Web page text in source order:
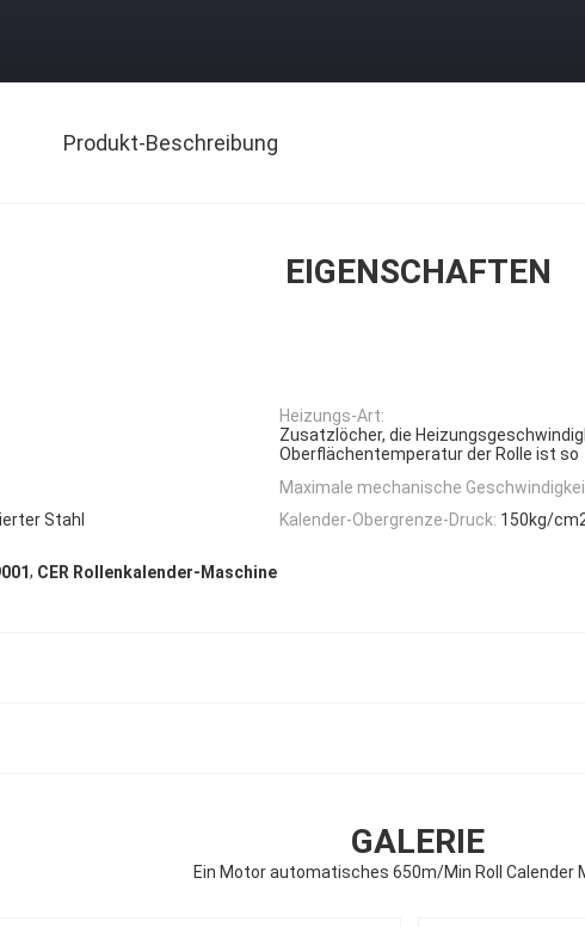
Produkt-Beschreibung
EIGENSCHAFTEN
Heizungs-Art:
Zusatzlöcher, die
Oberflächentemperatur der Rolle ist so
Maximale mechanische
Stahl Kalender-Obergrenze-Druck: 150kg/
, CER Rollenkalender-Maschine
GALERIE
Ein Motor automatisches 650m/Min Roll Calender